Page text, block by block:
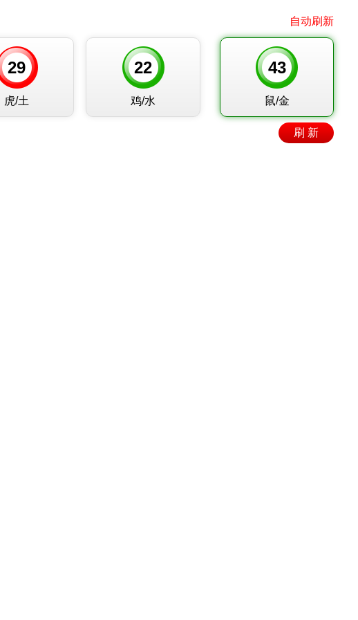
自动刷新
29
虎/土
22
鸡/水
43
鼠/金
刷 新